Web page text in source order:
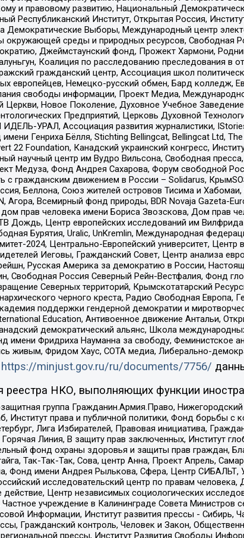
и правовому развитию, Национальный
Республиканский Институт, Открытая Россия,
Демократические Выборы, Международный центр
окружающей среды и природных ресурсов, Свободная
Джеймстаунский фонд, Прожект Хармони,
Коалиция по расследованию преследования в
гражданский центр, Ассоциация школ
европейцев, Немецко-русский обмен, Бард
свободы информации, Проект Медиа,
Церкви, Новое Поколение, Духовное Учебное
Предприятий, Церковь Духовной
УРАЛ, Ассоциация развития журналистики,
Генриха Бёлля, Stichting Bellingcat, Bellingcat Ltd,
22 Foundation, Канадский украинский конгресс,
научный центр им Вудро Вильсона, Свободная
Медуза, Фонд Андрея Сахарова, Форум свободной
с гражданским движением в России – Solidarus,
Беллона, Союз жителей островов Тисима и
Агора, Всемирный фонд природы, BDR Novaja Gazeta-
дом прав человека имени Бориса Звозскова, Дом прав
Дождь, Центр европейских исследований им
Бурятия, Uralic, UnKremlin, Международная
2024, Центрально-Европейский университет,
Иеговы, Гражданский Совет, Центр анализа
Русская Америка за демократию в России,
Свободная Россия Северный Рейн-Вестфалия, Фонд
Северных территорий, Крымскотатарский
черного креста, Радио Свободная
поддержки гендерной демократии и
Education, Антивоенное движение Антальи,
демократический альянс, Школа
имени Фридриха Науманна за свободу, Феминистское
живым, Фридом Хаус, СОТА медиа, Либерально-
https://minjust.gov.ru/ru/documents/7756/
реестра НКО, выполняющих функции
группа Гражданин.Армия.Право,
Институт права и публичной политики, Фонд борьбы
Лига Избирателей, Правовая инициатива,
Линия, В защиту прав заключенных, Институт
фонд охраны здоровья и защиты прав граждан,
Так-Так-Так, Сова, центр Анна, Проект Апрель,
Фонд имени Андрея Рылькова, Сфера, Центр СИБАЛЬТ,
исследовательский центр по правам
действие, Центр независимых социологических
Частное учреждение в Калининграде Совета
Информации, Институт развития прессы - Сибирь,
Гражданский контроль, Человек и Закон,
прессы, Институт Развития Свободы